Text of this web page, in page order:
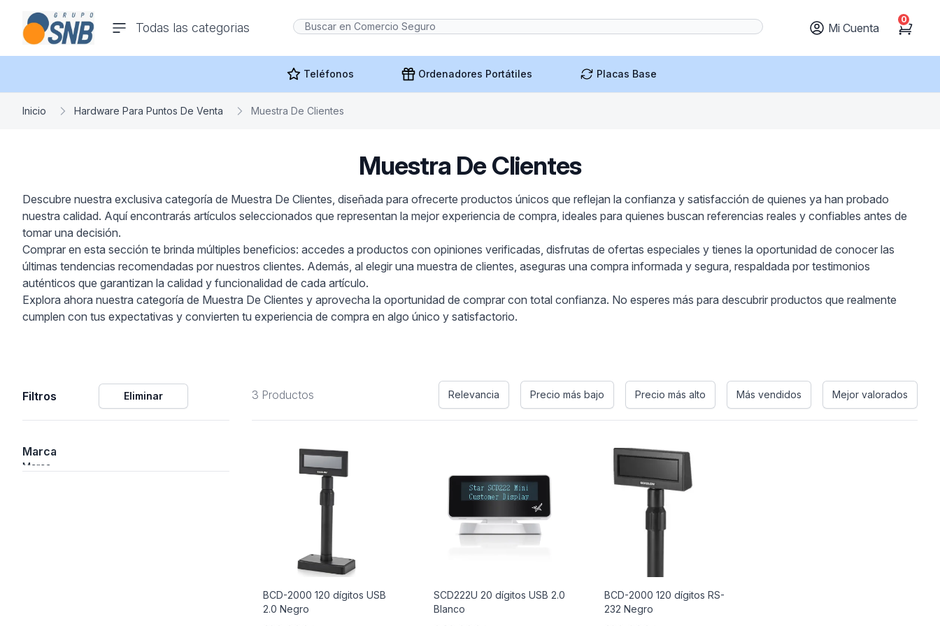
Todas las categorias
Y
comercioseguro.es
Mi Cuenta Cart
0
Teléfonos Ordenadores Portátiles Placas Base
Inicio Hardware Para Puntos De Venta Muestra De Clientes
Muestra De Clientes
Descubre nuestra exclusiva categoría de Muestra De Clientes, diseñada para ofrecerte productos únicos que reflejan la confianza y satisfacción de quienes ya han probado
nuestra calidad. Aquí encontrarás artículos seleccionados que representan la mejor experiencia de compra, ideales para quienes buscan referencias reales y confiables antes de
tomar una decisión.
Comprar en esta sección te brinda múltiples beneficios: accedes a productos con opiniones verificadas, disfrutas de ofertas especiales y tienes la oportunidad de conocer las
últimas tendencias recomendadas por nuestros clientes. Además, al elegir una muestra de clientes, aseguras una compra informada y segura, respaldada por testimonios
auténticos que garantizan la calidad y funcionalidad de cada artículo.
Explora ahora nuestra categoría de Muestra De Clientes y aprovecha la oportunidad de comprar con total confianza. No esperes más para descubrir productos que realmente
cumplen con tus expectativas y convierten tu experiencia de compra en algo único y satisfactorio.
Filtros Eliminar
Marca
Marca
3 Productos Relevancia Precio más bajo Precio más alto Más vendidos Mejor valorados
BCD-2000 120 dígitos USB
2.0 Negro
SCD222U 20 dígitos USB 2.0
Blanco
BCD-2000 120 dígitos RS-
232 Negro